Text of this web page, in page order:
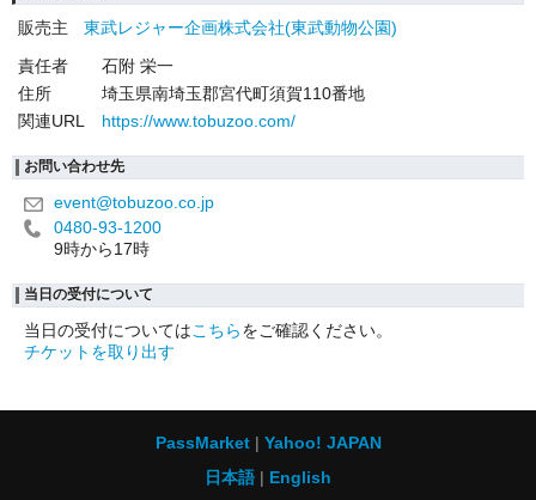
販売主
東武レジャー企画株式会社(東武動物公園)
責任者
石附 栄一
住所
埼玉県南埼玉郡宮代町須賀110番地
関連URL
https://www.tobuzoo.com/
お問い合わせ先
event@tobuzoo.co.jp
0480-93-1200
9時から17時
当日の受付について
当日の受付についてはこちらをご確認ください。
チケットを取り出す
PassMarket
Yahoo! JAPAN
日本語
English